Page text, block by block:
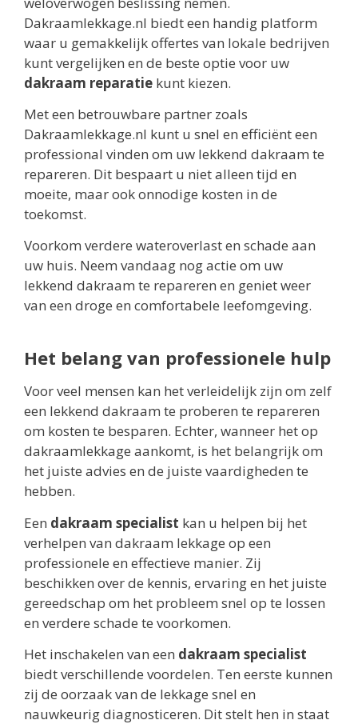
Dakraamlekkage.nl biedt een handig platform
waar u gemakkelijk offertes van lokale bedrijven
kunt vergelijken en de beste optie voor uw
dakraam reparatie kunt kiezen.
Met een betrouwbare partner zoals
Dakraamlekkage.nl kunt u snel en efficiënt een
professional vinden om uw lekkend dakraam te
repareren. Dit bespaart u niet alleen tijd en
moeite, maar ook onnodige kosten in de
toekomst.
Voorkom verdere wateroverlast en schade aan
uw huis. Neem vandaag nog actie om uw
lekkend dakraam te repareren en geniet weer
van een droge en comfortabele leefomgeving.
Het belang van professionele hulp
Voor veel mensen kan het verleidelijk zijn om zelf
een lekkend dakraam te proberen te repareren
om kosten te besparen. Echter, wanneer het op
dakraamlekkage aankomt, is het belangrijk om
het juiste advies en de juiste vaardigheden te
hebben.
Een dakraam specialist kan u helpen bij het
verhelpen van dakraam lekkage op een
professionele en effectieve manier. Zij
beschikken over de kennis, ervaring en het juiste
gereedschap om het probleem snel op te lossen
en verdere schade te voorkomen.
Het inschakelen van een dakraam specialist
biedt verschillende voordelen. Ten eerste kunnen
zij de oorzaak van de lekkage snel en
nauwkeurig diagnosticeren. Dit stelt hen in staat